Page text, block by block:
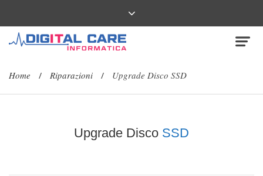
Home / Riparazioni / Upgrade Disco SSD
Upgrade Disco SSD